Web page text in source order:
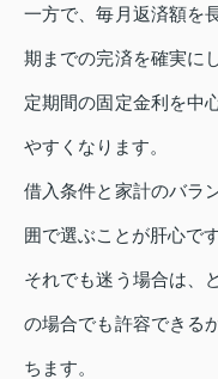
一方で、毎月返済額を
期までの完済を確実に
定期間の固定金利を中
やすくなります。
借入条件と家計のバラ
囲で選ぶことが肝心です
それでも迷う場合は、
の場合でも許容できる
ちます。